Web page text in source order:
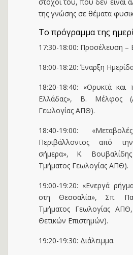
της γνώσης σε θέματα
Το πρόγραμμα της
17:30-18:00: Προσέλευση –
18:00-18:20: Έναρξη
18:20-18:40: «Ορυκτά και
Ελλάδας», Β. Μέλφος
Γεωλογίας ΑΠΘ).
18:40-19:00:
Περιβάλλοντος από
σήμερα», Κ.
Tμήματος Γεωλογίας ΑΠΘ).
19:00-19:20: «Ενεργά
στη Θεσσαλία», Σπ.
Tμήματος Γεωλογίας
Θετικών Επιστημών).
19:20-19:30: Διάλειμμα.